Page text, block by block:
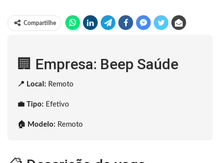
Compartilhe
🏢 Empresa: Beep Saúde
📍 Local: Remoto
💼 Tipo: Efetivo
🏠 Modelo: Remoto